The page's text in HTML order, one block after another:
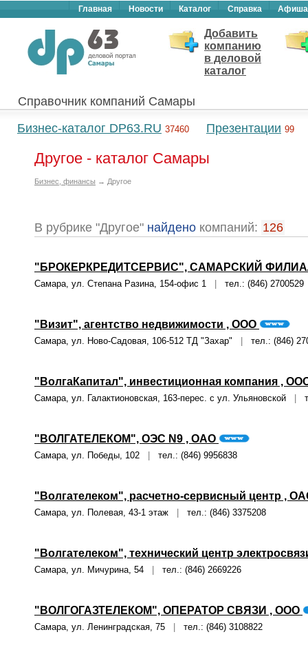
Главная Новости Каталог Справка Афиша
Добавить
компанию
в деловой
каталог
Справочник компаний Самары
Бизнес-каталог DP63.RU 37460 Презентации 99
Другое - каталог Самары
Бизнес, финансы → Другое
В рубрике "Другое" найдено компаний: 126
"БРОКЕРКРЕДИТСЕРВИС", САМАРСКИЙ
Самара, ул. Степана Разина, 154-офис 1 тел.: (846) 2700529
"Визит", агентство недвижимости , ООО
Самара, ул. Ново-Садовая, 106-512 ТД "Захар" тел.: (846)
"ВолгаКапитал", инвестиционная компания ,
Самара, ул. Галактионовская, 163-перес. с ул. Ульяновской
"ВОЛГАТЕЛЕКОМ", ОЭС N9 , ОАО
Самара, ул. Победы, 102 тел.: (846) 9956838
"Волгателеком", расчетно-сервисный центр ,
Самара, ул. Полевая, 43-1 этаж тел.: (846) 3375208
"Волгателеком", технический центр
Самара, ул. Мичурина, 54 тел.: (846) 2669226
"ВОЛГОГАЗТЕЛЕКОМ", ОПЕРАТОР СВЯЗИ , ООО
Самара, ул. Ленинградская, 75 тел.: (846) 3108822